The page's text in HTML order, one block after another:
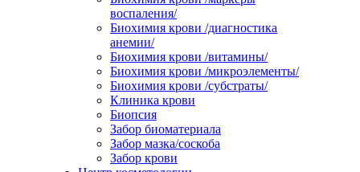
воспаления/
Биохимия крови /диагностика
анемии/
Биохимия крови /витамины/
Биохимия крови /микроэлементы/
Биохимия крови /субстраты/
Клиника крови
Биопсия
Забор биоматериала
Забор мазка/соскоба
Забор крови